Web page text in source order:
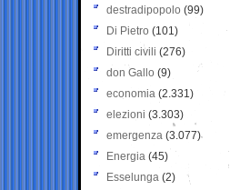
destradipopolo (99)
Di Pietro (101)
Diritti civili (276)
don Gallo (9)
economia (2.331)
elezioni (3.303)
emergenza (3.077)
Energia (45)
Esselunga (2)